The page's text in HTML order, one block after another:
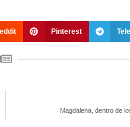
Pinterest
Magdalena, dentro de